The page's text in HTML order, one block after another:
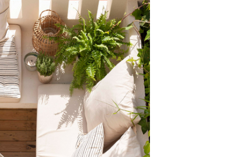
TEODORA
Vivienda, Barcelona